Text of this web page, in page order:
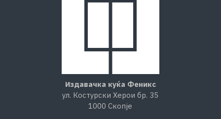
Издавачка куќа Феникс
ул. Костурски Херои бр. 35
1000 Скопје